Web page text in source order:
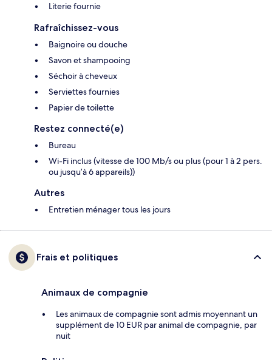
Literie fournie
Rafraîchissez-vous
Baignoire ou douche
Savon et shampooing
Séchoir à cheveux
Serviettes fournies
Papier de toilette
Restez connecté(e)
Bureau
Wi-Fi inclus (vitesse de 100 Mb/s ou plus (pour 1 à 2 pers.
ou jusqu’à 6 appareils))
Autres
Entretien ménager tous les jours
Frais et politiques
Animaux de compagnie
Les animaux de compagnie sont admis moyennant un
supplément de 10 EUR par animal de compagnie, par
nuit